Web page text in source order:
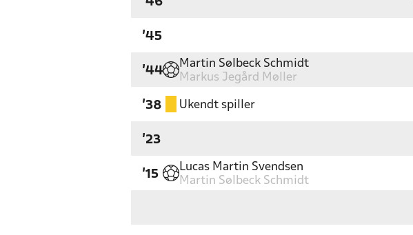
'46
'45
'44
Martin Sølbeck Schmidt
Markus Jegård Møller
'38 Ukendt spiller
'23
'15
Lucas Martin Svendsen
Martin Sølbeck Schmidt